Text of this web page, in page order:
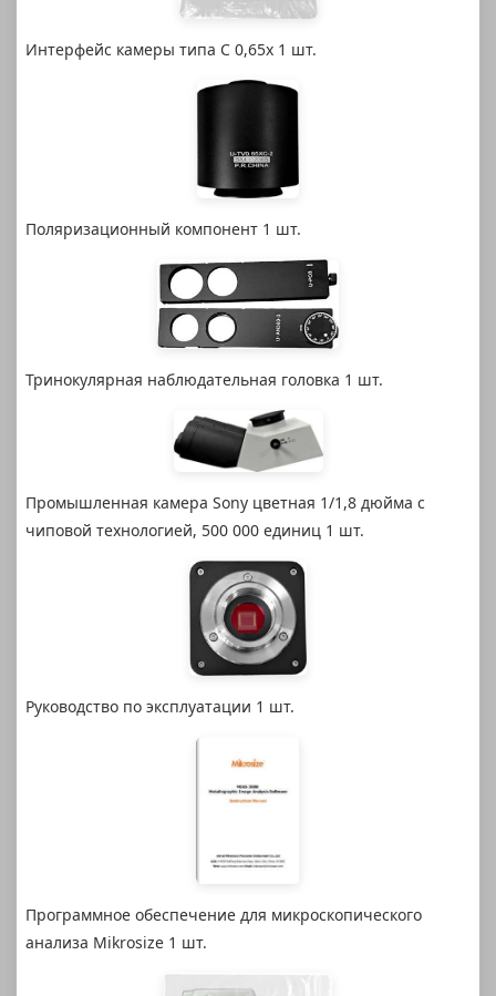
Интерфейс камеры типа C 0,65x 1 шт.
Поляризационный компонент 1 шт.
Тринокулярная наблюдательная головка 1 шт.
Промышленная камера Sony цветная 1/1,8 дюйма с
чиповой технологией, 500 000 единиц 1 шт.
Руководство по эксплуатации 1 шт.
Программное обеспечение для микроскопического
анализа Mikrosize 1 шт.